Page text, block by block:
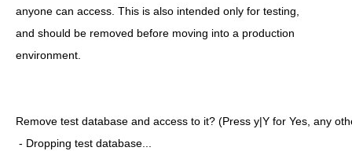
anyone can access. This is also intended only for testing,
and should be removed before moving into a production
environment.
Remove test database and access to it? (Press y|Y for Yes, any
- Dropping test database...